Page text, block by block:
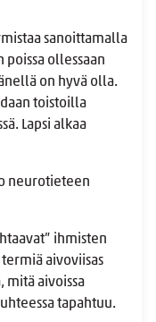
sanoittamalla
ollessaan
on hyvä olla.
toistoilla
Lapsi alkaa
neurotieteen
ihmisten
termiä aivoviisas
mitä aivoissa
tapahtuu.